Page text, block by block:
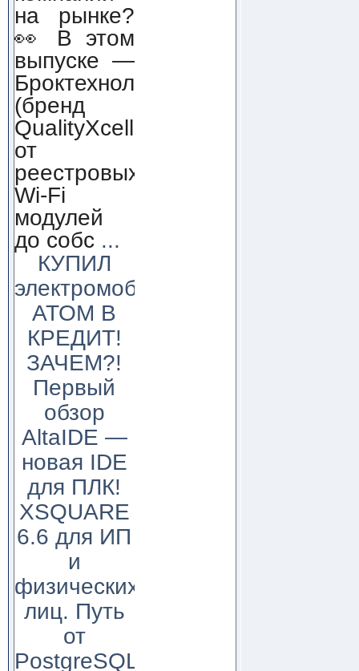
на рынке?
👀 В этом
выпуске —
Броктехнолоджи
(бренд
QualityXcellence):
от
реестровых
Wi-Fi
модулей
до собс ...
КУПИЛ
электромобиль
АТОМ В
КРЕДИТ!
ЗАЧЕМ?!
Первый
обзор
AltaIDE —
новая IDE
для ПЛК!
XSQUARE
6.6 для ИП
и
физических
лиц. Путь
от
PostgreSQL